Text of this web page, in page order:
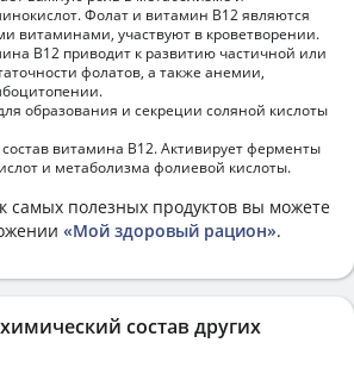
Фолат и витамин В12 являются
витаминами, участвуют в кроветворении.
В12 приводит к развитию частичной или
фолатов, а также анемии,
образования и секреции соляной кислоты
состав витамина В12. Активирует ферменты
и метаболизма фолиевой кислоты.
самых полезных продуктов вы можете
«Мой здоровый рацион».
состав других